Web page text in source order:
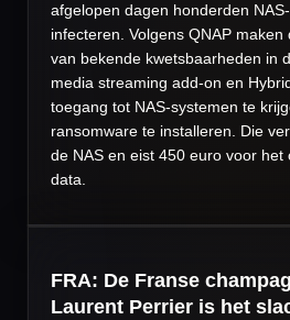
afgelopen dagen honderden
infecteren. Volgens QNAP
van bekende kwetsbaarheden in
media streaming add-on en
toegang tot NAS-systemen te
ransomware te installeren. Die
de NAS en eist 450 euro voor het
data.
FRA: De Franse
Laurent Perrier is het